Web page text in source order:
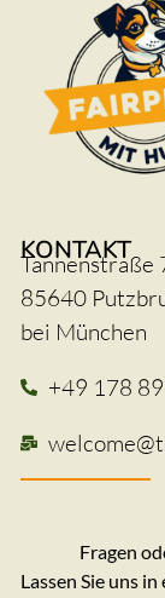
KONTAKT
Tannenstraße
85640
bei München
+49 178
Fragen
Lassen Sie uns